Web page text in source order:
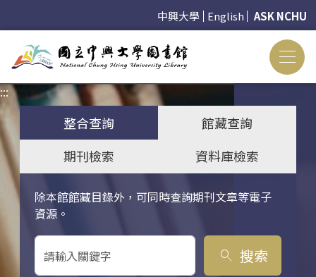
中興大學 English ASK NCHU
:::
整合查詢
館藏查詢
期刊檢索
資料庫檢索
除本館館藏目錄外，可同時查詢期刊文章等電子
資源。
關鍵字搜尋
search 搜索